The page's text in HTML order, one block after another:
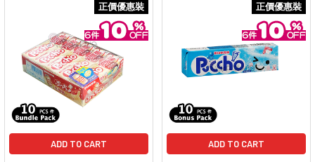
正價優惠裝
ADD TO CART
正價優惠裝
ADD TO CART